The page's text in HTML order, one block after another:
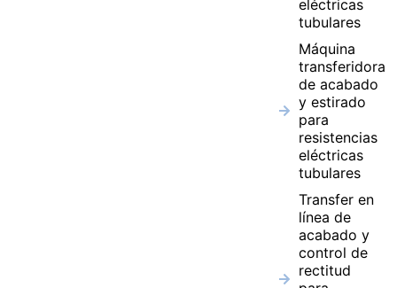
eléctricas
tubulares
Máquina
transferidora
de acabado
y estirado
para
resistencias
eléctricas
tubulares
Transfer en
línea de
acabado y
control de
rectitud